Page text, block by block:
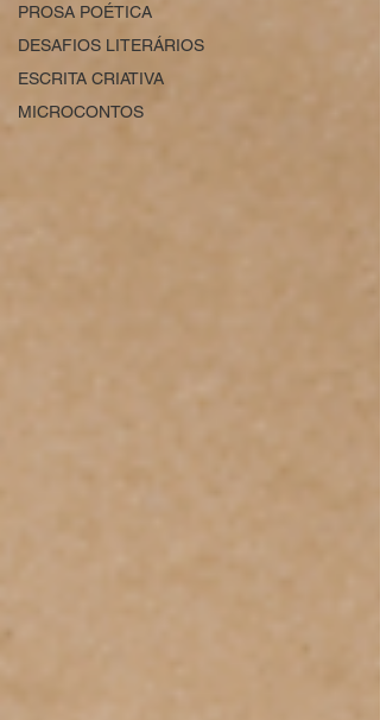
PROSA POÉTICA
DESAFIOS LITERÁRIOS
ESCRITA CRIATIVA
MICROCONTOS